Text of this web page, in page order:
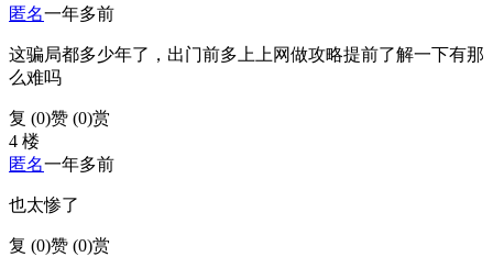
匿名一年多前
这骗局都多少年了，出门前多上上网做攻略提前了解一下有那
么难吗
复 (0)赞 (0)赏
4 楼
匿名一年多前
也太惨了
复 (0)赞 (0)赏